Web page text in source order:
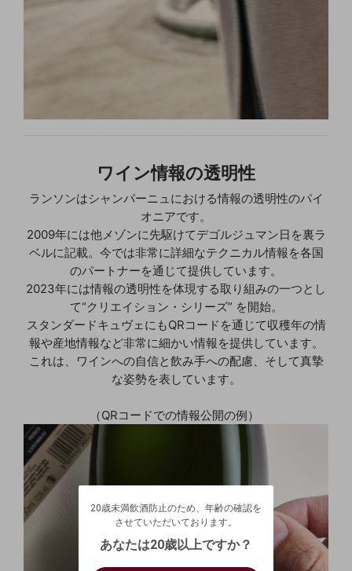
ワイン情報の透明性
ランソンはシャンパーニュにおける情報の透明性のパイ
オニアです。
2009年には他メゾンに先駆けてデゴルジュマン日を裏ラ
ベルに記載。今では非常に詳細なテクニカル情報を各国
のパートナーを通じて提供しています。
2023年には情報の透明性を体現する取り組みの一つとし
て“クリエイション・シリーズ” を開始。
スタンダードキュヴェにもQRコードを通じて収穫年の情
報や産地情報など非常に細かい情報を提供しています。
これは、ワインへの自信と飲み手への配慮、そして真摯
な姿勢を表しています。
（QRコードでの情報公開の例）
20歳未満飲酒防止のため、年齢の確認を
させていただいております。
あなたは20歳以上ですか？
生年月日を入力してください。
西暦
ログアウトします。よろしいですか？